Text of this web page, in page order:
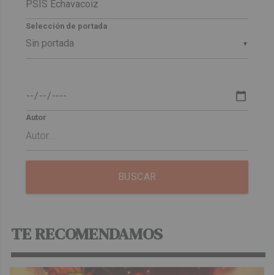
▼
Selección de portada
Autor
BUSCAR
TE RECOMENDAMOS